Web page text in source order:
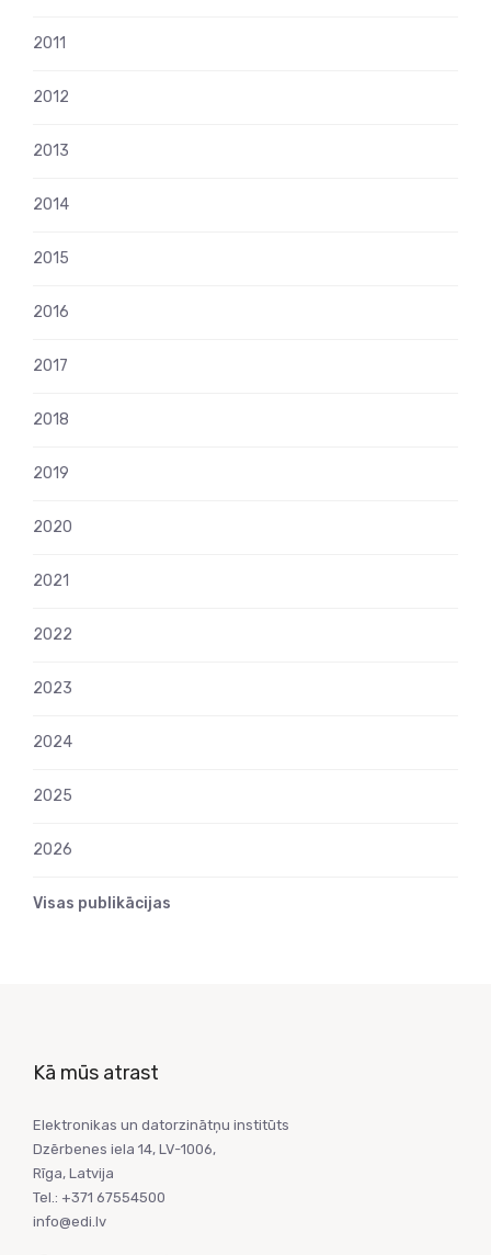
2011
2012
2013
2014
2015
2016
2017
2018
2019
2020
2021
2022
2023
2024
2025
2026
Visas publikācijas
Kā mūs atrast
Elektronikas un datorzinātņu institūts
Dzērbenes iela 14, LV-1006,
Rīga, Latvija
Tel.: +371 67554500
info@edi.lv